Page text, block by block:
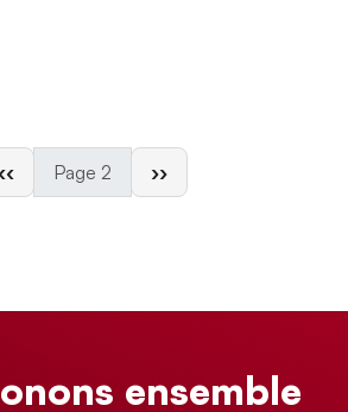
Page précédente
‹‹ Page 2 Page suivante
››
ensemble